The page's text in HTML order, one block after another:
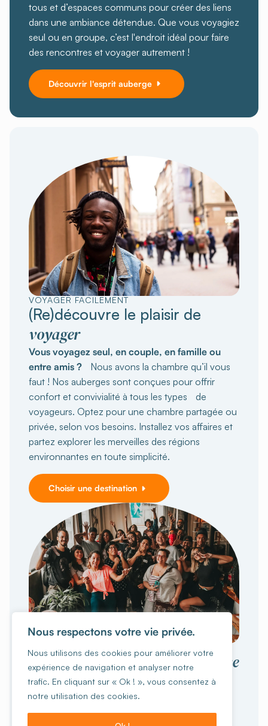
tous et d’espaces communs pour créer des liens
dans une ambiance détendue. Que vous voyagiez
seul ou en groupe, c’est l'endroit idéal pour faire
des rencontres et voyager autrement !
Découvrir l'esprit auberge
VOYAGER FACILEMENT
(Re)découvre le plaisir de
voyager
Vous voyagez seul, en couple, en famille ou
entre amis ? Nous avons la chambre qu’il vous
faut ! Nos auberges sont conçues pour offrir
confort et convivialité à tous les types de
voyageurs. Optez pour une chambre partagée ou
privée, selon vos besoins. Installez vos affaires et
partez explorer les merveilles des régions
environnantes en toute simplicité.
Choisir une destination
Vivez une expériencecollective
inoubliable
Vous êtes 15 personnes ou plus ?
familles, groupes d'amis, sportifs ou autres, on
Nous respectons votre vie privée.
Nous utilisons des cookies pour améliorer votre
expérience de navigation et analyser notre
trafic. En cliquant sur « Ok ! », vous consentez à
notre utilisation des cookies.